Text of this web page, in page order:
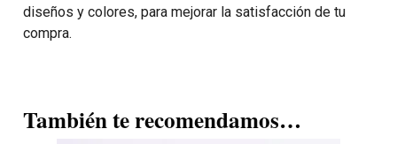
diseños y colores, para mejorar la satisfacción de tu
compra.
También te recomendamos…